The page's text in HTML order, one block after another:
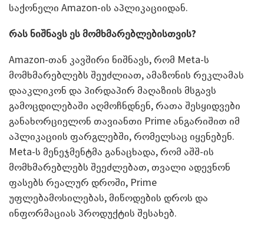
საქონელი Amazon-ის აპლიკაციიდან.
რას ნიშნავს ეს მომხმარებლებისთვის?
Amazon-თან კავშირი ნიშნავს, რომ Meta-ს
მომხმარებლებს შეუძლიათ, ამაზონის რეკლამას
დააკლიკონ და პირდაპირ მაღაზიის მსგავს
გამოცდილებაში აღმოჩნდნენ, რათა შესყიდვები
განახორციელონ თავიანთი Prime ანგარიშით იმ
აპლიკაციის ფარგლებში, რომელსაც იყენებენ.
Meta-ს მენეჯმენტმა განაცხადა, რომ აშშ-ის
მომხმარებლებს შეეძლებათ, თვალი ადევნონ
ფასებს რეალურ დროში, Prime
უფლებამოსილებას, მიწოდების დროს და
ინფორმაციას პროდუქტის შესახებ.